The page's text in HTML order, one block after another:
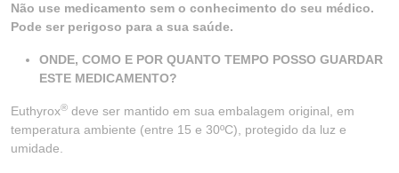
Não use medicamento sem o conhecimento do seu médico.
Pode ser perigoso para a sua saúde.
ONDE, COMO E POR QUANTO TEMPO POSSO GUARDAR
ESTE MEDICAMENTO?
Euthyrox® deve ser mantido em sua embalagem original, em
temperatura ambiente (entre 15 e 30ºC), protegido da luz e
umidade.